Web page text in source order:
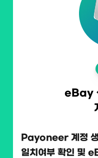
eBay
Payoneer 계정
일치여부 확인 및